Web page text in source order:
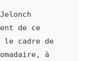
de ce
le cadre de
à